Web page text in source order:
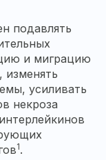
подавлять
и миграцию
изменять
усиливать
некроза
1.